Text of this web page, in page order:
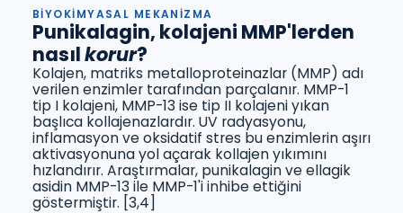
BIYOKIMYASAL MEKANIZMA
Punikalagin, kolajeni MMP'lerden
nasılkorur?
Kolajen, matriks metalloproteinazlar (MMP) adı
verilen enzimler tarafından parçalanır. MMP-1
tip I kolajeni, MMP-13 ise tip II kolajeni yıkan
başlıca kollajenazlardır. UV radyasyonu,
inflamasyon ve oksidatif stres bu enzimlerin aşırı
aktivasyonuna yol açarak kollajen yıkımını
hızlandırır. Araştırmalar, punikalagin ve ellagik
asidin MMP-13 ile MMP-1'i inhibe ettiğini
göstermiştir. [3,4]